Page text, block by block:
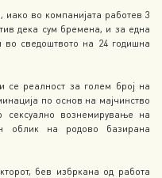
иако во компанијата работев 3
дека сум бремена, и за една
сведоштвото на 24 годишна
се реалност за голем број на
по основ на мајчинство
сексуално вознемирување на
облик на родово базирана
бев избркана од работа